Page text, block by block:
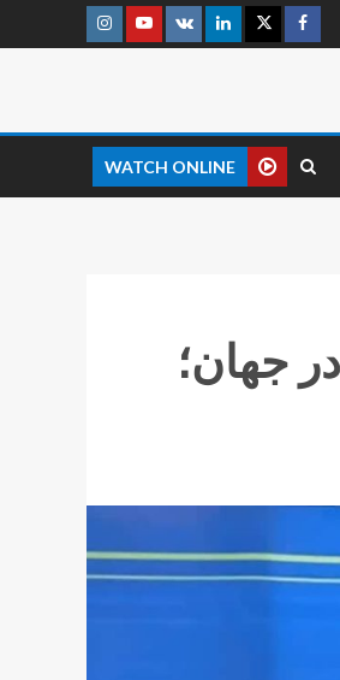
WATCH ONLINE
جهان؛